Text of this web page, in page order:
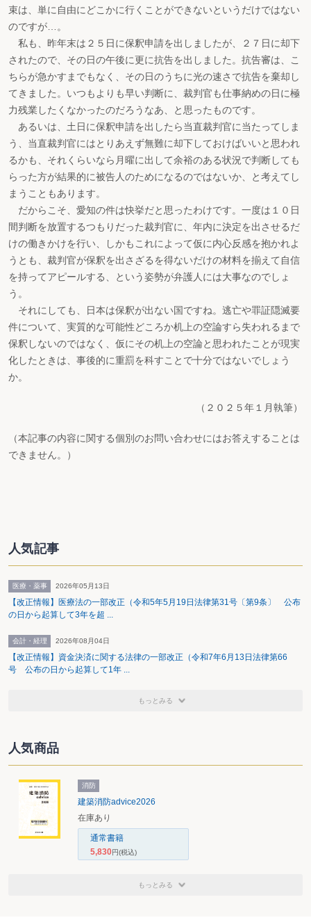
束は、単に自由にどこかに行くことができないというだけではない
のですが…。
私も、昨年末は２５日に保釈申請を出しましたが、２７日に却下
されたので、その日の午後に更に抗告を出しました。抗告審は、こ
ちらが急かすまでもなく、その日のうちに光の速さで抗告を棄却し
てきました。いつもよりも早い判断に、裁判官も仕事納めの日に極
力残業したくなかったのだろうなあ、と思ったものです。
あるいは、土日に保釈申請を出したら当直裁判官に当たってしま
う、当直裁判官にはとりあえず無難に却下しておけばいいと思われ
るかも、それくらいなら月曜に出して余裕のある状況で判断しても
らった方が結果的に被告人のためになるのではないか、と考えてし
まうこともあります。
だからこそ、愛知の件は快挙だと思ったわけです。一度は１０日
間判断を放置するつもりだった裁判官に、年内に決定を出させるだ
けの働きかけを行い、しかもこれによって仮に内心反感を抱かれよ
うとも、裁判官が保釈を出さざるを得ないだけの材料を揃えて自信
を持ってアピールする、という姿勢が弁護人には大事なのでしょ
う。
それにしても、日本は保釈が出ない国ですね。逃亡や罪証隠滅要
件について、実質的な可能性どころか机上の空論すら失われるまで
保釈しないのではなく、仮にその机上の空論と思われたことが現実
化したときは、事後的に重罰を科すことで十分ではないでしょう
か。
（２０２５年１月執筆）
（本記事の内容に関する個別のお問い合わせにはお答えすることは
できません。）
人気記事
医療・薬事 2026年05月13日
【改正情報】医療法の一部改正（令和5年5月19日法律第31号〔第9条〕 公布
の日から起算して3年を超 ...
会計・経理 2026年08月04日
【改正情報】資金決済に関する法律の一部改正（令和7年6月13日法律第66
号 公布の日から起算して1年 ...
もっとみる
人気商品
消防
建築消防advice2026
在庫あり
通常書籍
5,830円(税込)
もっとみる